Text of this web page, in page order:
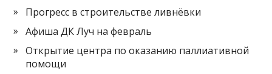
Прогресс в строительстве ливнёвки
Афиша ДК Луч на февраль
Открытие центра по оказанию паллиативной
помощи